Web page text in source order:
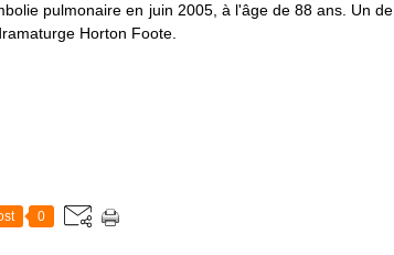
pulmonaire en juin 2005, à l'âge de 88 ans. Un de
Horton Foote.
0